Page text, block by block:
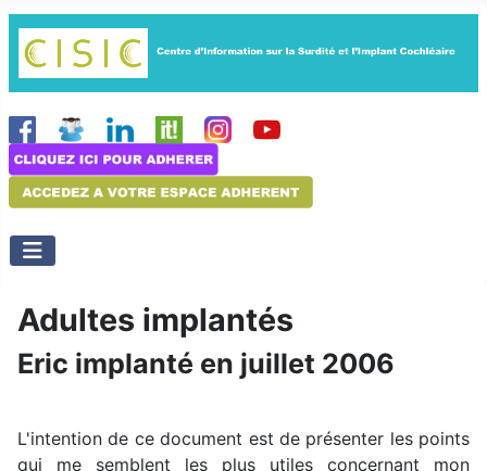
Adultes implantés
Eric implanté en juillet 2006
L'intention de ce document est de présenter les points
qui me semblent les plus utiles concernant mon